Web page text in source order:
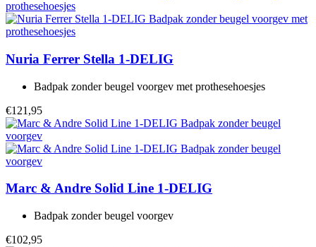
Nuria Ferrer Stella 1-DELIG
Badpak zonder beugel voorgev met prothesehoesjes
€121,95
Marc & Andre Solid Line 1-DELIG
Badpak zonder beugel voorgev
€102,95